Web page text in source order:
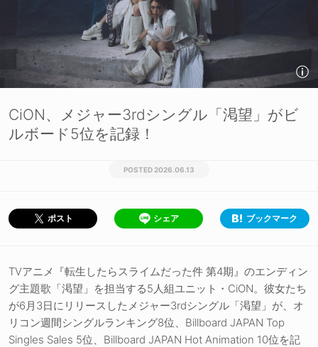
CiON、メジャー3rdシングル「渇望」がビ
ルボード5位を記録！
2026.06.13
ポスト シェア ブックマーク
TVアニメ『転生したらスライムだった件 第4期』のエンディン
グ主題歌「渇望」を担当する5人組ユニット・CiON。彼女たち
が6月3日にリリースしたメジャー3rdシングル「渇望」が、オ
リコン週間シングルランキング8位、Billboard JAPAN Top
Singles Sales 5位、Billboard JAPAN Hot Animation 10位を記